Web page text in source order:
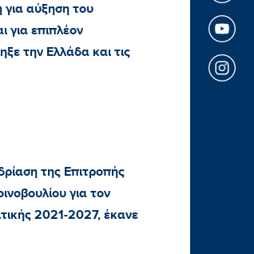
για αύξηση του
για επιπλέον
την Ελλάδα και τις
της Επιτροπής
για τον
2021-2027, έκανε